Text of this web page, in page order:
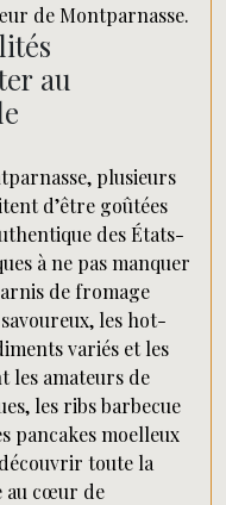
de Montparnasse.
au
plusieurs
d’être goûtées
des États-
à ne pas manquer
de fromage
les hot-
variés et les
les amateurs de
les ribs barbecue
pancakes moelleux
toute la
au cœur de